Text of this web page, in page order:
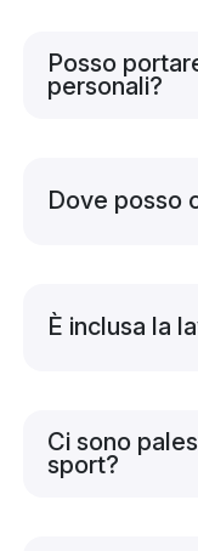
Posso
personali?
Dove posso
È inclusa la
Ci sono
sport?